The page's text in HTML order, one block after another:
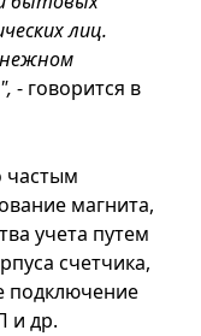
лиц.
- говорится в
частым
магнита,
учета путем
счетчика,
подключение
и др.